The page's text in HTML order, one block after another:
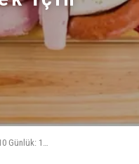
Dukan Diyeti Listesi 10 Günlük: 10 Günde Kilo Vermek İçin